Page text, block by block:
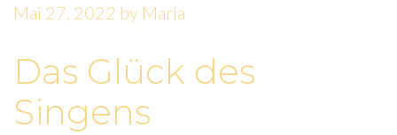
Mai 27, 2022 by Maria
Das Glück des
Singens